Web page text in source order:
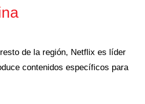
de la región, Netflix es líder
contenidos específicos para